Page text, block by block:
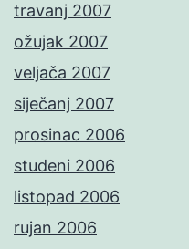
travanj 2007
ožujak 2007
veljača 2007
siječanj 2007
prosinac 2006
studeni 2006
listopad 2006
rujan 2006